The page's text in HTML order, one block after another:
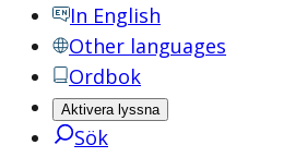
In English
Other languages
Ordbok
Aktivera lyssna
Sök